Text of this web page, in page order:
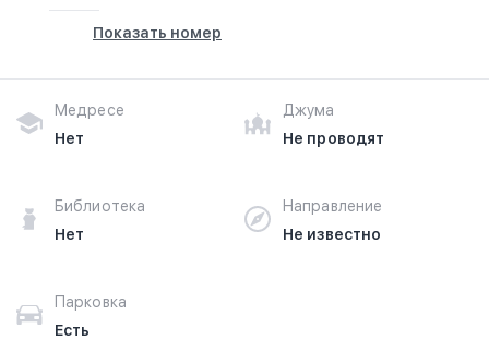
Показать номер
Медресе
Нет
Джума
Не проводят
Библиотека
Нет
Направление
Не известно
Парковка
Есть